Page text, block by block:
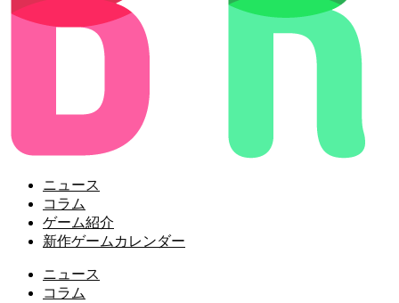
ニュース
コラム
ゲーム紹介
新作ゲームカレンダー
ニュース
コラム